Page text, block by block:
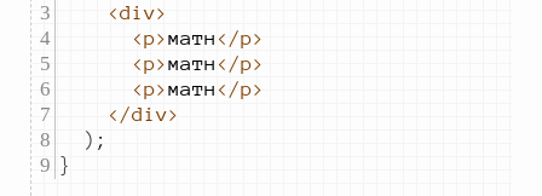
<div>
<p>матн </p>
<p>матн </p>
<p>матн</p>
</div>
) ;
}